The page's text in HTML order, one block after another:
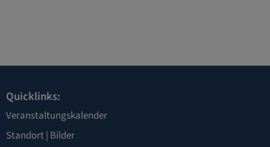
Quicklinks:
Veranstaltungskalender
Standort| Bilder